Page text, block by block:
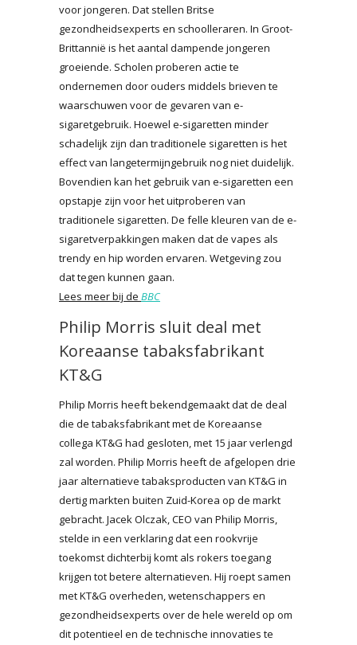
voor jongeren. Dat stellen Britse
gezondheidsexperts en schoolleraren. In Groot-
Brittannië is het aantal dampende jongeren
groeiende. Scholen proberen actie te
ondernemen door ouders middels brieven te
waarschuwen voor de gevaren van e-
sigaretgebruik. Hoewel e-sigaretten minder
schadelijk zijn dan traditionele sigaretten is het
effect van langetermijngebruik nog niet duidelijk.
Bovendien kan het gebruik van e-sigaretten een
opstapje zijn voor het uitproberen van
traditionele sigaretten. De felle kleuren van de e-
sigaretverpakkingen maken dat de vapes als
trendy en hip worden ervaren. Wetgeving zou
dat tegen kunnen gaan.
Lees meer bij de BBC
Philip Morris sluit deal met
Koreaanse tabaksfabrikant
KT&G
Philip Morris heeft bekendgemaakt dat de deal
die de tabaksfabrikant met de Koreaanse
collega KT&G had gesloten, met 15 jaar verlengd
zal worden. Philip Morris heeft de afgelopen drie
jaar alternatieve tabaksproducten van KT&G in
dertig markten buiten Zuid-Korea op de markt
gebracht. Jacek Olczak, CEO van Philip Morris,
stelde in een verklaring dat een rookvrije
toekomst dichterbij komt als rokers toegang
krijgen tot betere alternatieven. Hij roept samen
met KT&G overheden, wetenschappers en
gezondheidsexperts over de hele wereld op om
dit potentieel en de technische innovaties te